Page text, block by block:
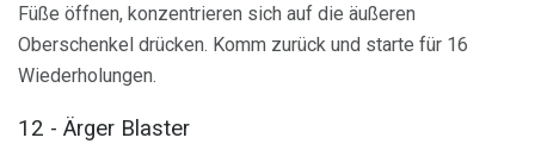
Füße öffnen, konzentrieren sich auf die äußeren
Oberschenkel drücken. Komm zurück und starte für 16
Wiederholungen.
12 - Ärger Blaster